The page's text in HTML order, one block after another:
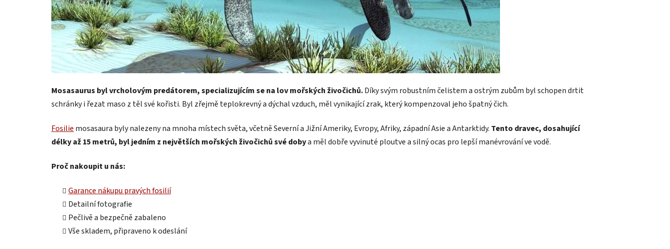
Mosasaurus byl vrcholovým predátorem, specializujícím se na lov mořských živočichů.Díky svým robustním čelistem a ostrým zubům byl schopen drtit
schránky i řezat maso z těl své kořisti. Byl zřejmě teplokrevný a dýchal vzduch, měl vynikající zrak, který kompenzoval jeho špatný čich.
Fosilie mosasaura byly nalezeny na mnoha místech světa, včetně Severní a Jižní Ameriky, Evropy, Afriky, západní Asie a Antarktidy. Tento dravec, dosahující
délky až 15 metrů, byl jedním z největších mořských živočichů své dobya měl dobře vyvinuté ploutve a silný ocas pro lepší manévrování ve vodě.
Proč nakoupit u nás:
Garance nákupu pravých fosilií
Detailní fotografie
Pečlivě a bezpečně zabaleno
Vše skladem, připraveno k odeslání